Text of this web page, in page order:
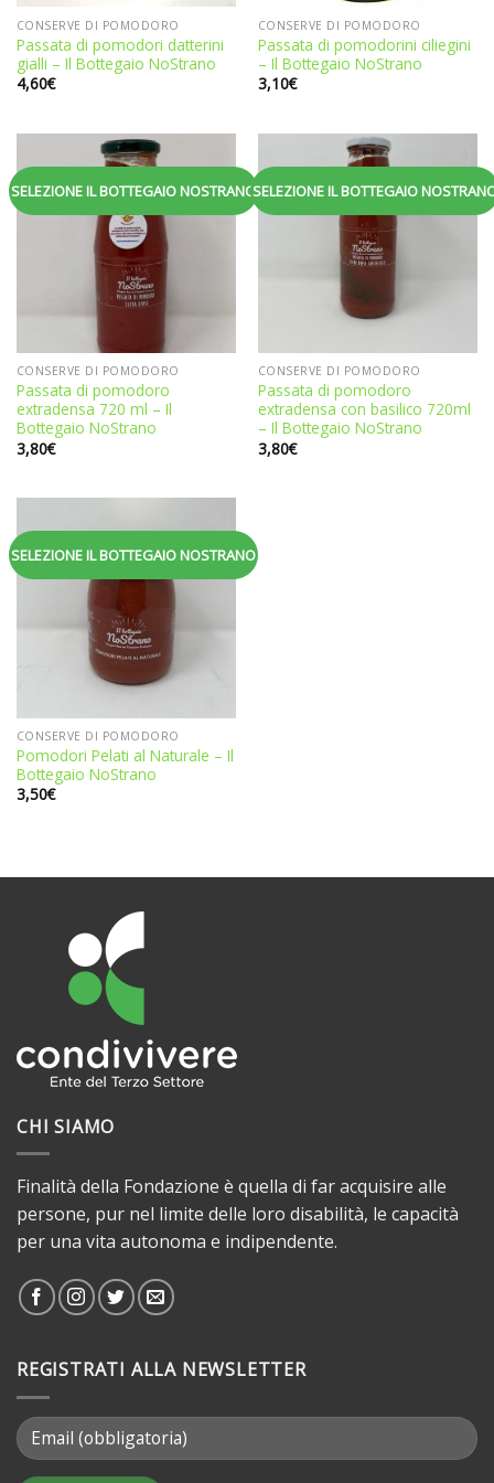
CONSERVE DI POMODORO
Passata di pomodori datterini
gialli – Il Bottegaio NoStrano
4,60€
CONSERVE DI POMODORO
Passata di pomodorini ciliegini
– Il Bottegaio NoStrano
3,10€
SELEZIONE IL BOTTEGAIO NOSTRANO
Aggiungi
lista dei
CONSERVE DI POMODORO
Passata di pomodoro
extradensa 720 ml – Il
Bottegaio NoStrano
3,80€
SELEZIONE IL BOTTEGAIOAggiungi
lista dei
CONSERVE DI POMODORO
Passata di pomodoro
extradensa con basilico 720ml
– Il Bottegaio NoStrano
3,80€
SELEZIONE IL BOTTEGAIO NOSTRANO
Aggiungi
lista dei
CONSERVE DI POMODORO
Pomodori Pelati al Naturale – Il
Bottegaio NoStrano
3,50€
CHI SIAMO
Finalità della Fondazione è quella di far acquisire alle
persone, pur nel limite delle loro disabilità, le capacità
per una vita autonoma e indipendente.
REGISTRATI ALLA NEWSLETTER